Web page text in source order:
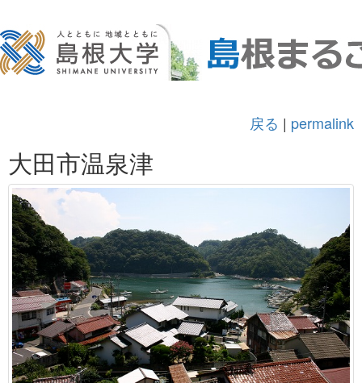
戻る | permalink
大田市温泉津